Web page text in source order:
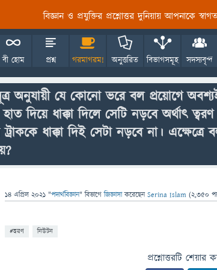
বিজ্ঞান ও প্রযুক্তির প্রশ্নোত্তর দুনিয়ায় আপনাকে
বী হোম প্রশ্ন গরমাগরম! অনুত্তরিত বিভাগসমূহ সদস্যবৃন্দ
অনুযায়ী যে কোনো ভরে বল প্রয়োগে
দিয়ে ধাক্কা দিলে সেটি নড়বে অর্থাৎ
ধাক্কা দিই সেটা নড়বে না।
14 এপ্রিল 2021 "পদার্থবিজ্ঞান" বিভাগে জিজ্ঞাসাকরেছেনSerina Islam (2,350
#ত্বরণ নিউটন
প্রশ্নোত্তরটি শেয়ার